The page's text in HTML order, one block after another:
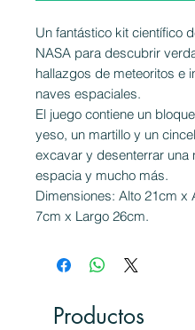
Un fantástico kit científico
NASA para descubrir
hallazgos de meteoritos e
naves espaciales.
El juego contiene un
yeso, un martillo y un
excavar y desenterrar una
espacia y mucho más.
Dimensiones: Alto 21cm x
7cm x Largo 26cm.
Productos